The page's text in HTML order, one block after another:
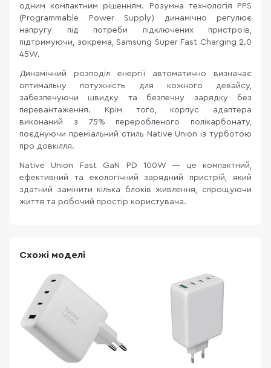
одним компактним рішенням. Розумна технологія PPS
(Programmable Power Supply) динамічно регулює
напругу під потреби підключених пристроїв,
підтримуючи, зокрема, Samsung Super Fast Charging 2.0
45W.
Динамічний розподіл енергії автоматично визначає
оптимальну потужність для кожного девайсу,
забезпечуючи швидку та безпечну зарядку без
перевантаження. Крім того, корпус адаптера
виконаний з 75% переробленого полікарбонату,
поєднуючи преміальний стиль Native Union із турботою
про довкілля.
Native Union Fast GaN PD 100W — це компактний,
ефективний та екологічний зарядний пристрій, який
здатний замінити кілька блоків живлення, спрощуючи
життя та робочий простір користувача.
Схожі моделі